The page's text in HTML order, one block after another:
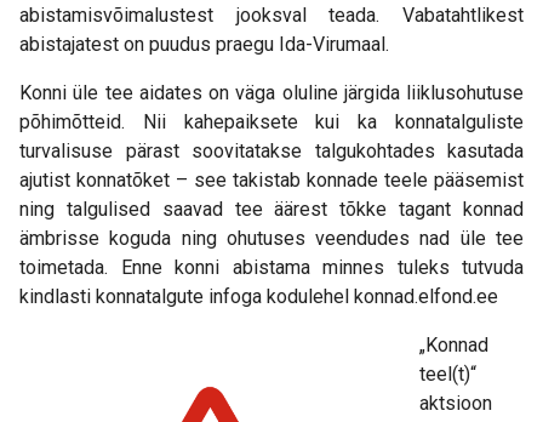
abistamisvõimalustest jooksval teada. Vabatahtlikest
abistajatest on puudus praegu Ida-Virumaal.
Konni üle tee aidates on väga oluline järgida liiklusohutuse
põhimõtteid. Nii kahepaiksete kui ka konnatalguliste
turvalisuse pärast soovitatakse talgukohtades kasutada
ajutist konnatõket – see takistab konnade teele pääsemist
ning talgulised saavad tee äärest tõkke tagant konnad
ämbrisse koguda ning ohutuses veendudes nad üle tee
toimetada. Enne konni abistama minnes tuleks tutvuda
kindlasti konnatalgute infoga kodulehel konnad.elfond.ee
„Konnad
teel(t)“
aktsioon